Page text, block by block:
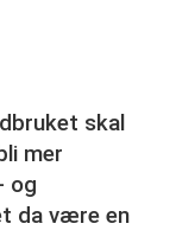
skal
mer
og
da være en